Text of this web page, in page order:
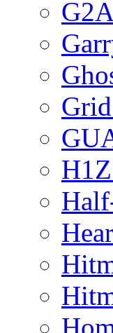
Grid